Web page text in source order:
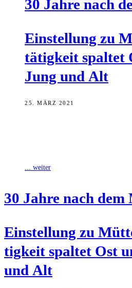
30 Jah­re nach
Ein­stel­lung zu
tä­tig­keit spal­tet
Jung und Alt
25. MÄRZ 2021
... weiter
30 Jah­re nach
Ein­stel­lung zu
tig­keit spal­tet Ost
und Alt